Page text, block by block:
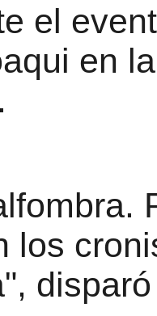
el
en
los